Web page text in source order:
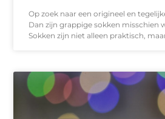
Op zoek naar een origineel en
Dan zijn grappige sokken misschien
Sokken zijn niet alleen praktisch,